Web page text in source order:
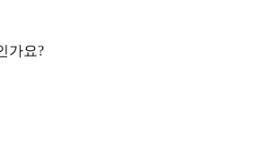
가요?